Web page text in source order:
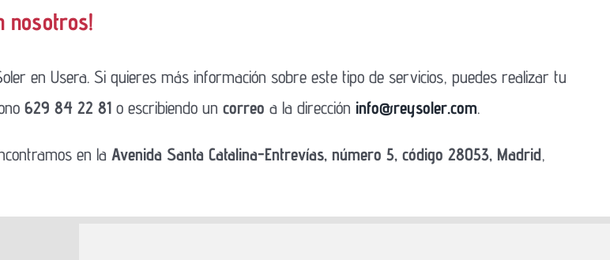
nosotros!
en Usera. Si quieres más información sobre este tipo de servicios, puedes realizar tu
629 84 22 81 o escribiendo un correo a la dirección info@reysoler.com.
en la Avenida Santa Catalina-Entrevías, número 5, código 28053, Madrid,